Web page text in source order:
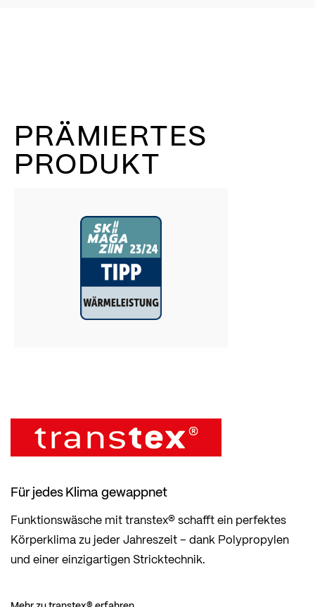
PRÄMIERTES
PRODUKT
Für jedes Klima gewappnet
Funktionswäsche mit transtex® schafft ein perfektes
Körperklima zu jeder Jahreszeit – dank Polypropylen
und einer einzigartigen Stricktechnik.